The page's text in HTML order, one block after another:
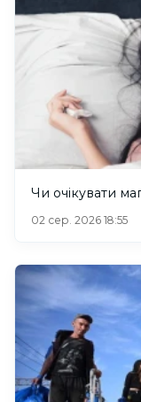
Чи очікувати
02 сер. 2026 18:55